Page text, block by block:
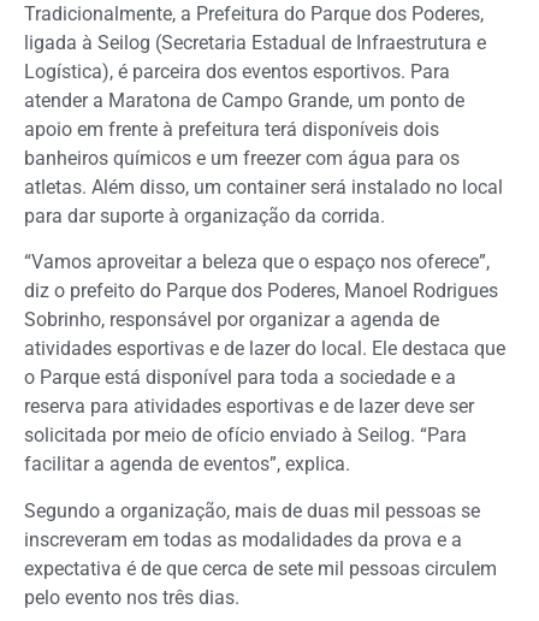
Tradicionalmente, a Prefeitura do Parque dos Poderes,
ligada à Seilog (Secretaria Estadual de Infraestrutura e
Logística), é parceira dos eventos esportivos. Para
atender a Maratona de Campo Grande, um ponto de
apoio em frente à prefeitura terá disponíveis dois
banheiros químicos e um freezer com água para os
atletas. Além disso, um container será instalado no local
para dar suporte à organização da corrida.
“Vamos aproveitar a beleza que o espaço nos oferece”,
diz o prefeito do Parque dos Poderes, Manoel Rodrigues
Sobrinho, responsável por organizar a agenda de
atividades esportivas e de lazer do local. Ele destaca que
o Parque está disponível para toda a sociedade e a
reserva para atividades esportivas e de lazer deve ser
solicitada por meio de ofício enviado à Seilog. “Para
facilitar a agenda de eventos”, explica.
Segundo a organização, mais de duas mil pessoas se
inscreveram em todas as modalidades da prova e a
expectativa é de que cerca de sete mil pessoas circulem
pelo evento nos três dias.